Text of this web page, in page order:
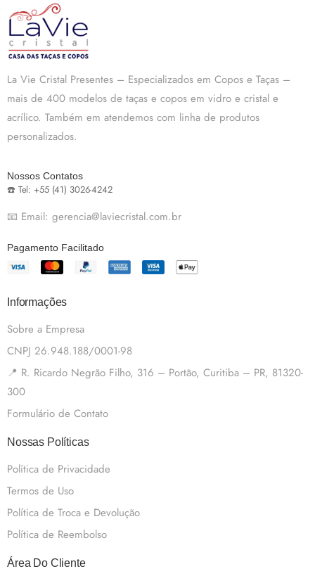
La Vie Cristal Presentes – Especializados em Copos e Taças –
mais de 400 modelos de taças e copos em vidro e cristal e
acrílico. Também em atendemos com linha de produtos
personalizados.
Nossos Contatos
☎️ Tel: +55 (41) 3026-4242
📧 Email: gerencia@laviecristal.com.br
Pagamento Facilitado
Informações
Sobre a Empresa
CNPJ 26.948.188/0001-98
📍 R. Ricardo Negrão Filho, 316 – Portão, Curitiba – PR, 81320-
300
Formulário de Contato
Nossas Políticas
Política de Privacidade
Termos de Uso
Política de Troca e Devolução
Política de Reembolso
Área Do Cliente